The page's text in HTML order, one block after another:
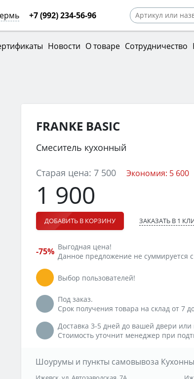
+7 (992) 234-56-96
Новости О товаре Сотрудничество
FRANKE BASIC
Смеситель кухонный
Старая цена: 7 500 Экономия: 5 600
1 900
ДОБАВИТЬ В КОРЗИНУ ЗАКАЗАТЬ В 1
-75% Выгодная цена!
Данное предложение не суммируется
Выбор пользователей!
Под заказ.
Срок получения товара на склад от 7
Доставка 3-5 дней до вашей двери или
Стоимость уточнит менеджер при
Шоурумы и пункты самовывоза